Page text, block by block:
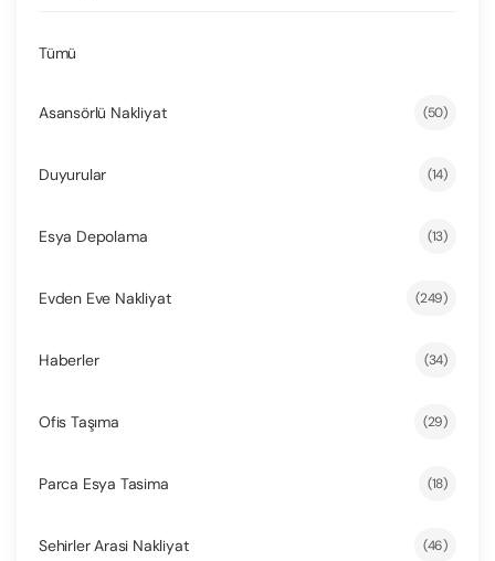
Tümü
Asansörlü Nakliyat (50)
Duyurular (14)
Esya Depolama (13)
Evden Eve Nakliyat (249)
Haberler (34)
Ofis Taşıma (29)
Parca Esya Tasima (18)
Sehirler Arasi Nakliyat (46)